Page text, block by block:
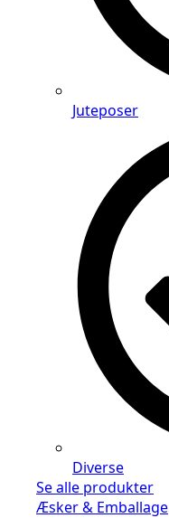
Juteposer
Diverse
Se alle produkter
Æsker & Emballage